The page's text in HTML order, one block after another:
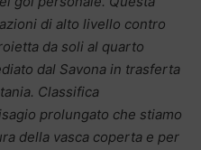
di alto livello contro
da soli al quarto
dal Savona in trasferta
Classifica
prolungato che stiamo
della vasca coperta e per